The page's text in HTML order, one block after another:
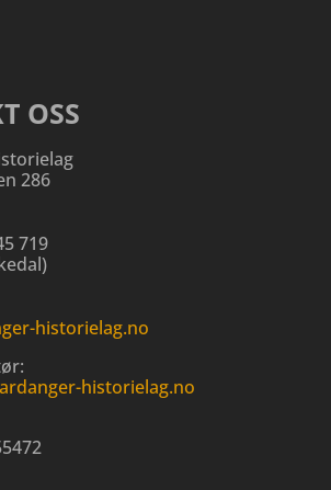
OSS
286
719
)
historielag.no
historielag.no